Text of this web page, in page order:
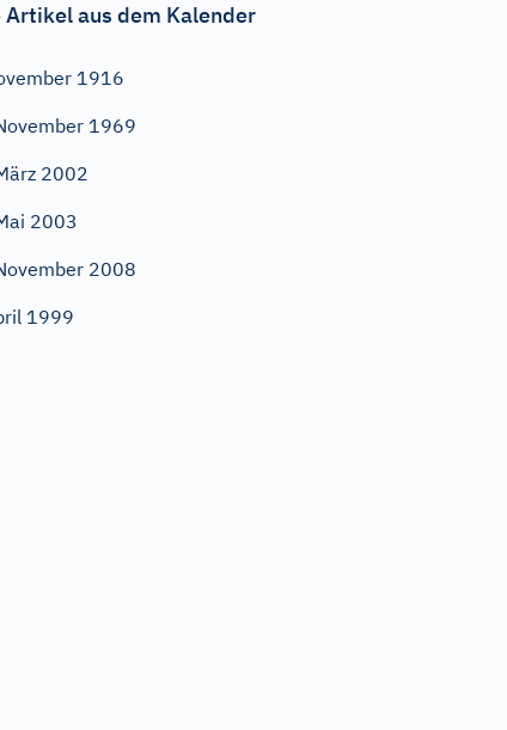
aus dem Kalender
1916
1969
2002
2003
2008
1999